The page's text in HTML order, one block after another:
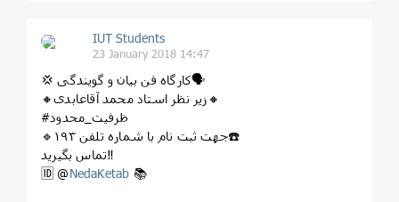
IUT Students
23 January 2018 14:47
💢 کارگاه فن بیان و گویندگی🗣
🔸زیر نظر استاد محمد آقاعابدی🔸
#ظرفیت_محدود
🔹جهت ثبت نام با شماره تلفن ۱۹۳☎️
تماس بگیرید‼️
🆔 @NedaKetab 📚